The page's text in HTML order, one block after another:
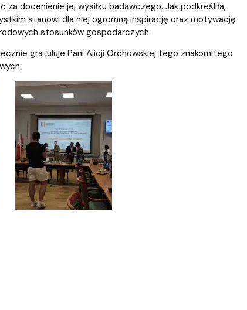
docenienie jej wysiłku badawczego. Jak podkreśliła,
stanowi dla niej ogromną inspirację oraz motywację
stosunków gospodarczych.
gratuluje Pani Alicji Orchowskiej tego znakomitego